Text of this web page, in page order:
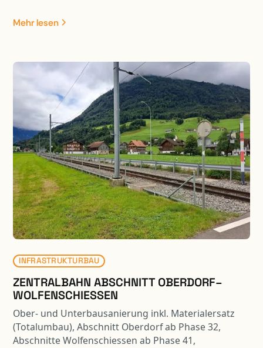
Halbanschluss Hergiswil, Verzweigung Lopper,
Trassee-Verbreiterung FBNO. Im weiteren ist die
SM, neue Tischkonstruktion auf
Ortbetonbohrpfählen [Erstellung Betonpfähle mit
Brextor] /Stützkonstruktion auf Ortbetonbohrpfählen
mit Lärmschutzwand ) , Ausbau SABA Mühlestrasse
Instandsetzung der Lärmschutzgalerie Hergiswil
(Ausschnitt aus B Magazin 02/20), Instandsetzungs-,
Verstärkungs- und Verbreiterungsarbeiten diverser
Kunstbauten sowie die umfangreichen
Projektierungs- und Bauleitungsarbeiten der
Lärmschutzwände enthalten.
Mehr lesen
INFRASTRUKTURBAU
ZENTRALBAHN ABSCHNITT OBERDORF–
WOLFENSCHIESSEN
Ober- und Unterbausanierung inkl. Materialersatz
(Totalumbau), Abschnitt Oberdorf ab Phase 32,
Abschnitte Wolfenschiessen ab Phase 41,